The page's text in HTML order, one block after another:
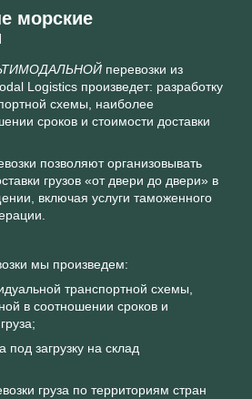
морские
перевозки из
Logistics произведет: разработку
схемы, наиболее
сроков и стоимости доставки
позволяют организовывать
грузов «от двери до двери» в
включая услуги таможенного
мы произведем:
транспортной схемы,
в соотношении сроков и
под загрузку на склад
груза по территориям стран